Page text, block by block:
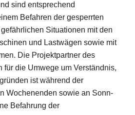
sind entsprechend
Befahren der gesperrten
Situationen mit den
und Lastwägen sowie mit
Die Projektpartner des
für die Umwege um Verständnis,
ist während der
Wochenenden sowie an Sonn-
Befahrung der